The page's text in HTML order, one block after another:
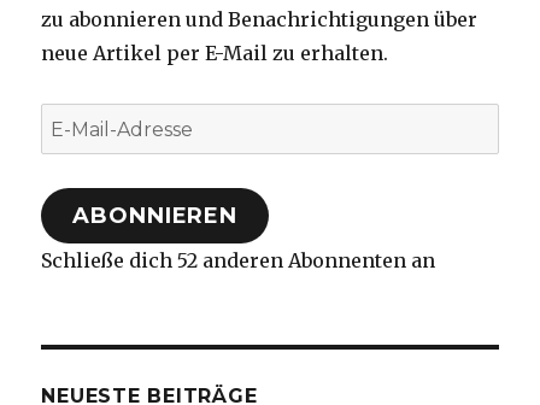
zu abonnieren und Benachrichtigungen über
neue Artikel per E-Mail zu erhalten.
E-
Mail-
Adresse
ABONNIEREN
Schließe dich 52 anderen Abonnenten an
NEUESTE BEITRÄGE